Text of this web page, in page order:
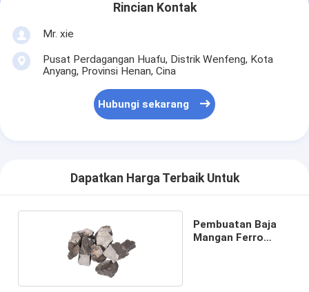
Rincian Kontak
Mr. xie
Pusat Perdagangan Huafu, Distrik Wenfeng, Kota
Anyang, Provinsi Henan, Cina
Hubungi sekarang
Dapatkan Harga Terbaik Untuk
Pembuatan Baja
Mangan Ferro